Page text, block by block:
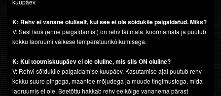
kuupäev.
K: Rehv ei vanane oluliselt, kui see ei ole sõidukilepaigaldatud. Miks?
V: Sest laos (enne paigaldamist) on rehv täitmata, koormamata ja puutub
kokku laoruumi väikese temperatuurikõikumisega.
K: Kui tootmiskuupäev ei ole oluline, mis siis ON oluline?
V: Rehvi sõidukile paigaldamise kuupäev. Kasutamise ajal puutub rehv
kokku suure pingega, maantee mõjudega ja muude tingimustega, mida
laoruumis ei ole. Seetõttu hakkab rehv eelkõige vananema pärast